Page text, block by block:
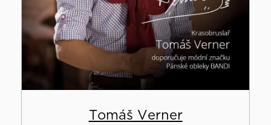
Tomáš Verner